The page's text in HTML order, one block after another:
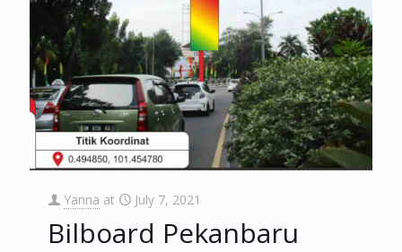
Yanna at July 7, 2021
Bilboard Pekanbaru